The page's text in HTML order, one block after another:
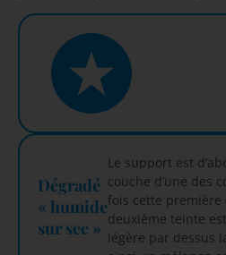
Dégradé
« humide
sur sec »
Le support est
couche d’une des
fois cette première
deuxième teinte
légère par dessus